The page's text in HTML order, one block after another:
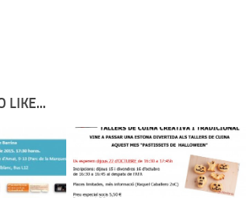
LIKE...